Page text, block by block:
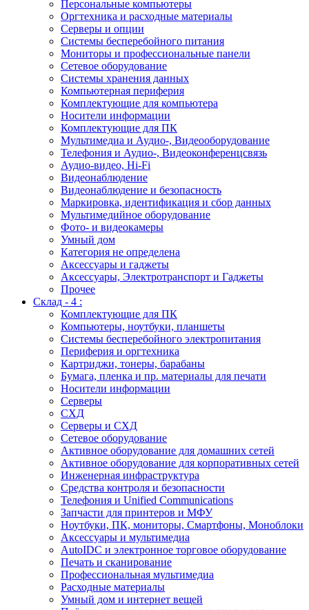
Персональные компьютеры
Оргтехника и расходные материалы
Серверы и опции
Системы бесперебойного питания
Мониторы и профессиональные панели
Сетевое оборудование
Системы хранения данных
Компьютерная периферия
Комплектующие для компьютера
Носители информации
Комплектующие для ПК
Мультимедиа и Аудио-, Видеооборудование
Телефония и Аудио-, Видеоконференцсвязь
Аудио-видео, Hi-Fi
Видеонаблюдение
Видеонаблюдение и безопасность
Маркировка, идентификация и сбор данных
Мультимедийное оборудование
Фото- и видеокамеры
Умный дом
Категория не определена
Аксессуары и гаджеты
Аксессуары, Электротранспорт и Гаджеты
Прочее
Склад - 4 :
Комплектующие для ПК
Компьютеры, ноутбуки, планшеты
Системы бесперебойного электропитания
Периферия и оргтехника
Картриджи, тонеры, барабаны
Бумага, пленка и пр. материалы для печати
Носители информации
Серверы
СХД
Серверы и СХД
Сетевое оборудование
Активное оборудование для домашних сетей
Активное оборудование для корпоративных сетей
Инженерная инфраструктура
Средства контроля и безопасности
Телефония и Unified Communications
Запчасти для принтеров и МФУ
Ноутбуки, ПК, мониторы, Смартфоны, Моноблоки
Аксессуары и мультимедиа
AutoIDC и электронное торговое оборудование
Печать и сканирование
Профессиональная мультимедиа
Расходные материалы
Умный дом и интернет вещей